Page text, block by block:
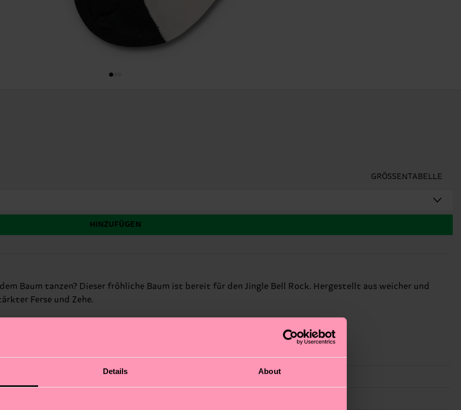
Details About
GRÖSSENTABELLE
HINZUFÜGEN
Baum tanzen? Dieser fröhliche Baum ist bereit für den Jingle Bell Rock. Hergestellt aus weicher und
Ferse und Zehe.